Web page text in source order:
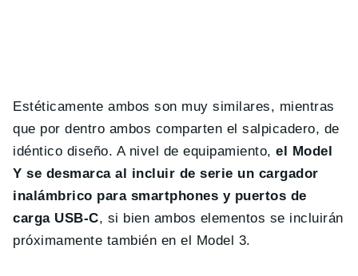
Estéticamente ambos son muy similares, mientras
que por dentro ambos comparten el salpicadero, de
idéntico diseño. A nivel de equipamiento,el Model
Y se desmarca al incluir de serie un cargador
inalámbrico para smartphones y puertos de
carga USB-C, si bien ambos elementos se incluirán
próximamente también en el Model 3.